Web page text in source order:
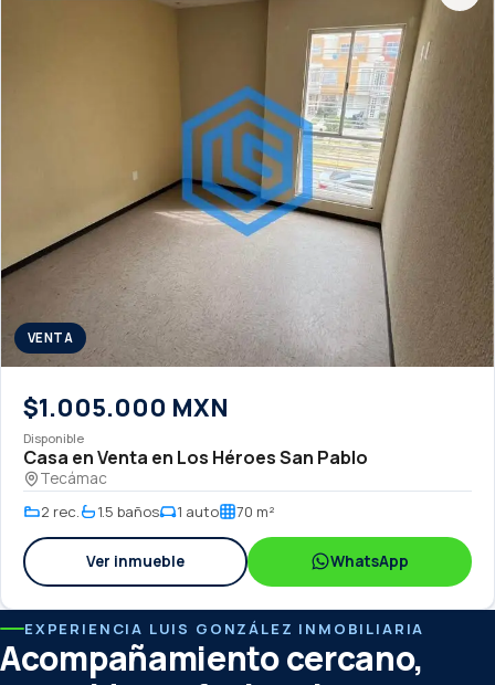
VENTA
$1.005.000 MXN
Disponible
Casa en Venta en Los Héroes San Pablo
Tecámac
2 rec.
1.5 baños 1 auto 70 m²
Ver inmueble WhatsApp
EXPERIENCIA LUIS GONZÁLEZ INMOBILIARIA
Acompañamiento cercano,